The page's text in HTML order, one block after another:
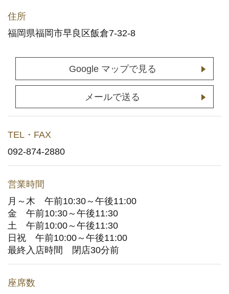
ホットペッパーグルメサイトへ
(ポイント利用はこちら)
(UberEats・出前館)
どこでもかっぱ寿司
お問い合わせ
アプリに関するよくあるご質問
メディア取材に関するお問い合わせ
(YouTuberの方もこちら)
店舗用地に関するお問い合わせ
採用情報
住所
福岡県福岡市早良区飯倉7-32-8
Google マップで見る
メールで送る
TEL・FAX
092-874-2880
営業時間
月～木 午前10:30～午後11:00
金 午前10:30～午後11:30
土 午前10:00～午後11:30
日祝 午前10:00～午後11:00
最終入店時間 閉店30分前
座席数